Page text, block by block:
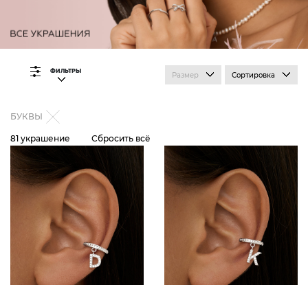
ФИЛЬТРЫ Размер Сортировка
БУКВЫ
81 украшение Сбросить всё